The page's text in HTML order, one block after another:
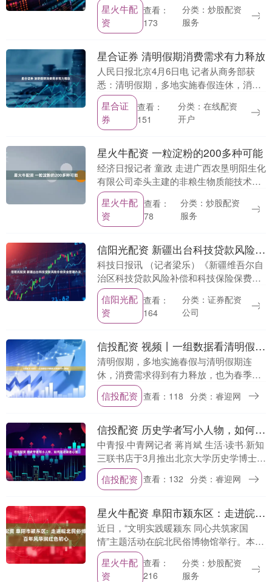
囊肿，是由于子宫内膜异位“种植”在卵巢
上，每次月经周....
星火牛配
资
查看：
173
分类：炒股配资
服务
星合证券 清明假期消费需求有力释放
人民日报北京4月6日电 记者从商务部获
悉：清明假期，多地实施春假连休，消费
需求得到有力释放，为春季消费市场注入
活力。商务部商务大数据显示，清明假
期，全国重点零售....
星合证
券
查看：
151
分类：在线配资
开户
星火牛配资 一粒淀粉的200多种可能
经济日报记者 童政 走进广西农垦明阳生化
有限公司牵头主建的非粮生物质能技术全
国重点实验室明阳分室，仿佛踏入一座现
代化的“分子工厂”。曾经作为普通食品原
料的木薯淀....
星火牛配
资
查看：
78
分类：炒股配资
服务
信阳光配资 新疆出台科技贷款风险补偿资金管理办法
科技日报讯 （记者梁乐）《新疆维吾尔自
治区科技贷款风险补偿和科技保险保费补
助资金管理办法》（以下简称《办法》）
近日印发。《办法》明确了科技贷款风险
补偿标准及管理....
信阳光配
资
查看：
164
分类：证券配资
公司
信投配资 视频丨一组数据看清明假期消费需求有力释放
清明假期，多地实施春假与清明假期连
休，消费需求得到有力释放，也为春季消
费市场注入活力。 商务部商务大数据显
示，清明假期，全国重点零售和餐饮企业
信投配资 查看：118 分类：睿迎网
信投配资 历史学者写小人物，如何写进读者心里
中青报·中青网记者 蒋肖斌 生活·读书·新知
三联书店于3月推出北京大学历史学博士、
国家图书馆研究馆员郑小悠的新书《历史
缝隙里的人》。 本书记录了12位清朝普通
信投配资 查看：132 分类：睿迎网
星火牛配资 阜阳市颍东区：走进皖北民俗博物馆 览百年风华润红色初心
近日，“文明实践暖颍东 同心共筑家国
情”主题活动在皖北民俗博物馆举行。本次
活动由颍东区委统战部、区新时代文明实
践中心、区文物管理所主办，阜阳原创音
星火牛配
资
查看：
216
分类：炒股配资
服务